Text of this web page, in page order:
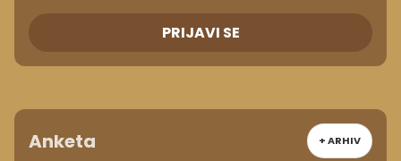
PRIJAVI SE
Anketa + ARHIV